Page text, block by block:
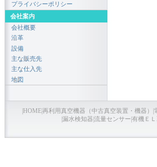
プライバシーポリシー
会社案内
会社概要
沿革
設備
主な販売先
主な仕入先
地図
HOME再利用真空機器（中古真空装置・機器）
漏水検知器 流量センサー 有機Ｅ